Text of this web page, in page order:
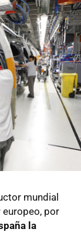
mundial
por
la